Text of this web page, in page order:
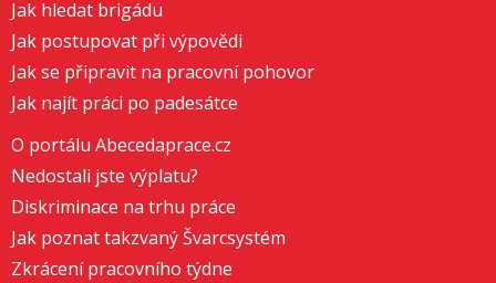
Jak hledat brigádu
Jak postupovat při výpovědi
Jak se připravit na pracovní pohovor
Jak najít práci po padesátce
O portálu Abecedaprace.cz
Nedostali jste výplatu?
Diskriminace na trhu práce
Jak poznat takzvaný Švarcsystém
Zkrácení pracovního týdne